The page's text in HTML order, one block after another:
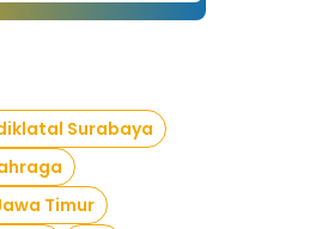
Surabaya
Timur